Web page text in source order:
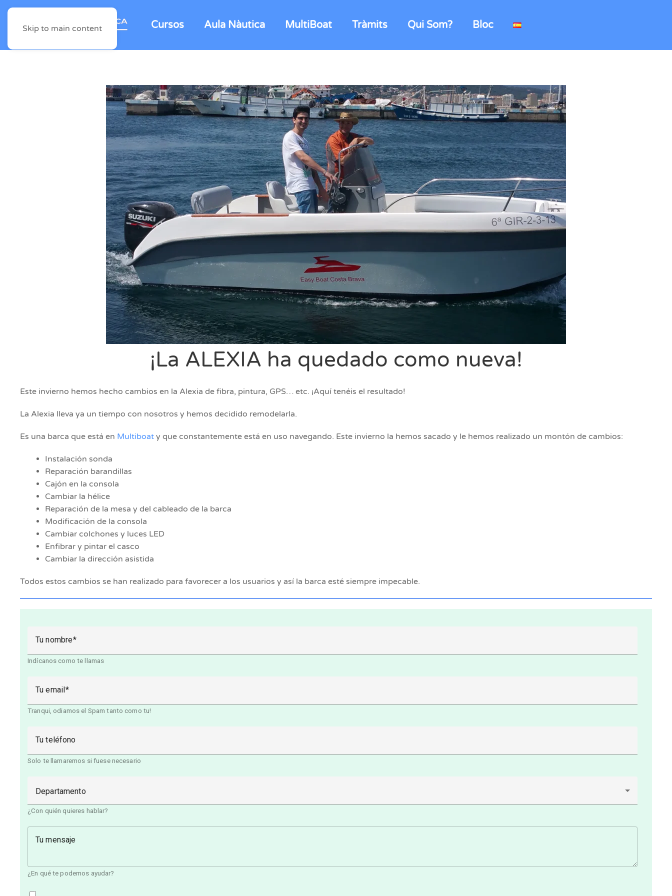
Skip to main content Cursos Aula Nàutica MultiBoat Tràmits Qui Som? Bloc
¡La ALEXIA ha quedado como nueva!
Este invierno hemos hecho cambios en la Alexia de fibra, pintura, GPS… etc. ¡Aquí tenéis el resultado!
La Alexia lleva ya un tiempo con nosotros y hemos decidido remodelarla.
Es una barca que está en Multiboat y que constantemente está en uso navegando. Este invierno la hemos sacado y le hemos realizado un montón de cambios:
Instalación sonda
Reparación barandillas
Cajón en la consola
Cambiar la hélice
Reparación de la mesa y del cableado de la barca
Modificación de la consola
Cambiar colchones y luces LED
Enfibrar y pintar el casco
Cambiar la dirección asistida
Todos estos cambios se han realizado para favorecer a los usuarios y así la barca esté siempre impecable.
Tu nombre
Indícanos como te llamas
Tu email
Tranqui, odiamos el Spam tanto como tu!
Tu teléfono
Solo te llamaremos si fuese necesario
Departamento
¿Con quién quieres hablar?
Tu mensaje
¿En qué te podemos ayudar?